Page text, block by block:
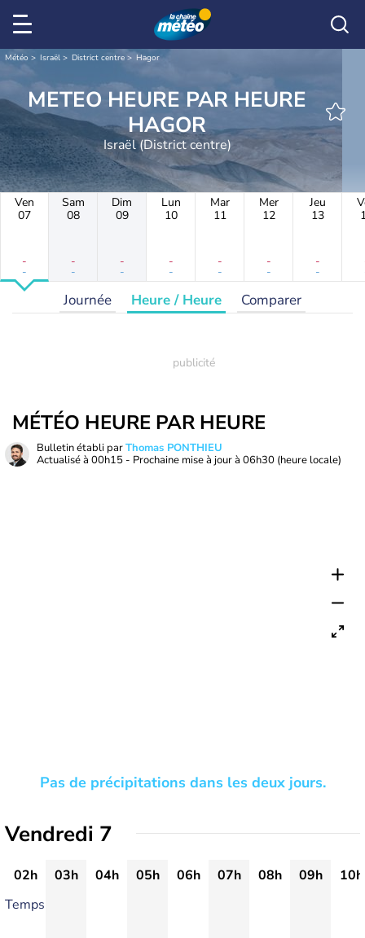
Météo Israël District centre Hagor
METEO HEURE PAR HEURE
HAGOR
Israël (District centre)
Ven
07
-
-
Sam
08
-
-
Dim
09
-
-
Lun
10
-
-
Mar
11
-
-
Mer
12
-
-
Jeu
13
-
-
Journée Heure / Heure Comparer
MÉTÉO HEURE PAR HEURE
Bulletin établi parThomas PONTHIEU
Actualisé à 00h15 - Prochaine mise à jour à 06h30 (heure locale)
Pas de précipitations dans les deux jours.
Vendredi 7
02h 03h 04h 05h 06h 07h 08h 09h
10h
Temps